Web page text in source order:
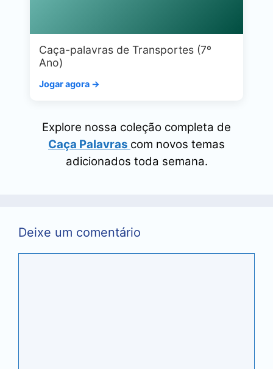
Caça-palavras de Transportes (7º
Ano)
Jogar agora →
Explore nossa coleção completa de
Caça Palavras com novos temas
adicionados toda semana.
Deixe um comentário